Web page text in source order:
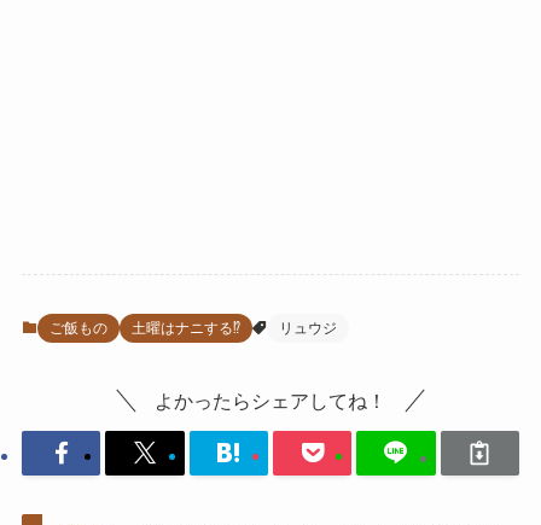
ご飯もの 土曜はナニする⁉ リュウジ
よかったらシェアしてね！